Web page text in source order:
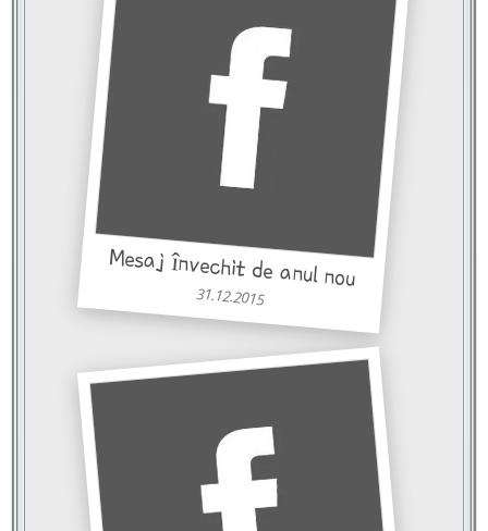
Mesaj învechit de anul nou
31.12.2015